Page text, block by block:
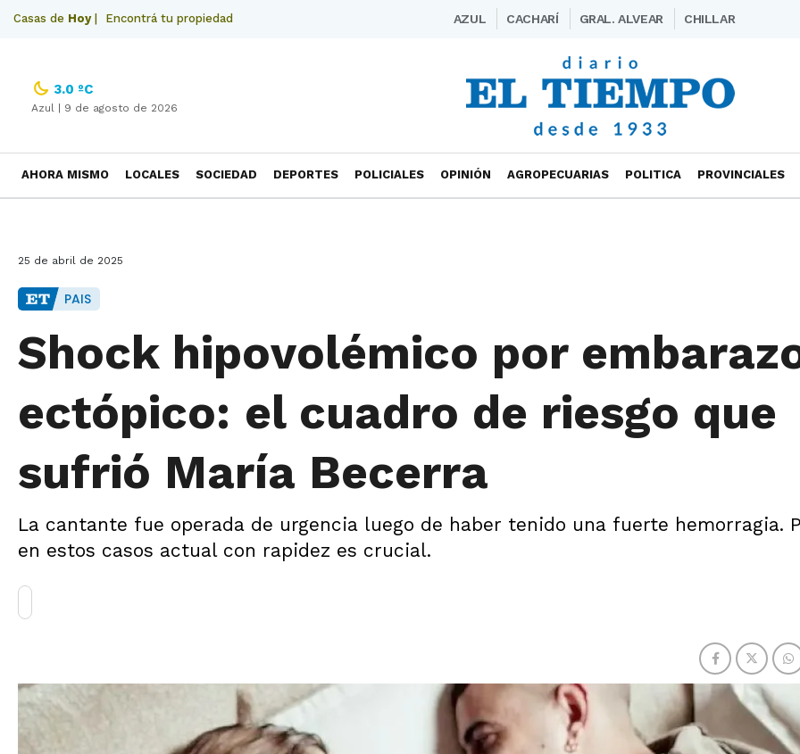
Casas de Hoy| Encontrá tu propiedad AZUL CACHARÍ GRAL. ALVEAR CHILLAR
3.0 ºC
Azul | 9 de agosto de 2026
AHORA MISMO LOCALES SOCIEDAD DEPORTES POLICIALES OPINIÓN AGROPECUARIAS POLITICA PROVINCIALES
25 de abril de 2025
PAIS
Shock hipovolémico por
ectópico: el cuadro de riesgo que
sufrió María Becerra
La cantante fue operada de urgencia luego de haber tenido una fuerte hemorragia.
en estos casos actual con rapidez es crucial.